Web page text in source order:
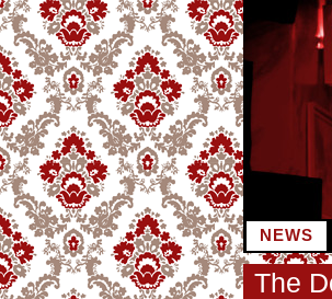
Zum
Inhalt
springen
NEWS
The